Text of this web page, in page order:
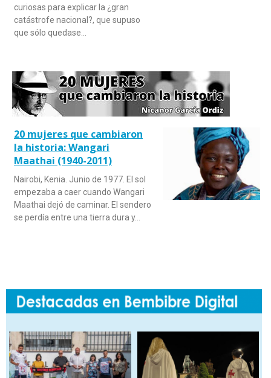
curiosas para explicar la ¿gran
catástrofe nacional?, que supuso
que sólo quedase…
20 mujeres que cambiaron
la historia: Wangari
Maathai (1940-2011)
Nairobi, Kenia. Junio de 1977. El sol
empezaba a caer cuando Wangari
Maathai dejó de caminar. El sendero
se perdía entre una tierra dura y…